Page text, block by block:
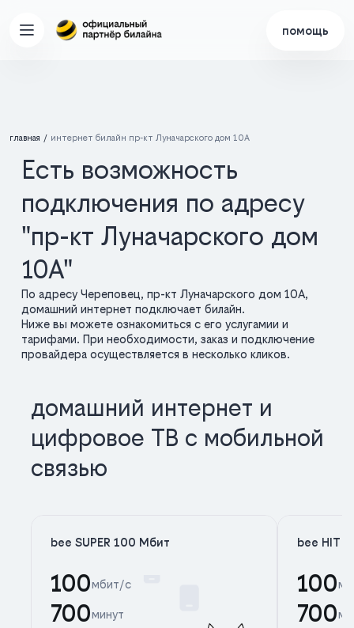
помощь
главная интернет билайн пр-кт Луначарского дом 10А
Есть возможность
подключения по адресу
"пр-кт Луначарского дом
10А"
По адресу Череповец, пр-кт Луначарского дом 10А,
домашний интернет подключает билайн.
Ниже вы можете ознакомиться с его услугамии и
тарифами. При необходимости, заказ и подключение
провайдера осуществляется в несколько кликов.
домашний интернет и
цифровое ТВ с мобильной
связью
bee SUPER 100 Мбит
100мбит/с
700минут
bee HIT
100
700